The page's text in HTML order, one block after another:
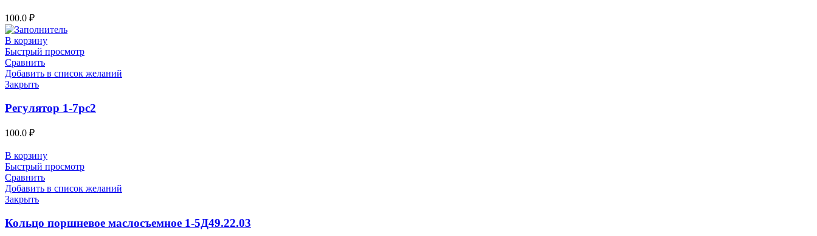
100.0 ₽
В корзину
Быстрый просмотр
Сравнить
Добавить в список желаний
Закрыть
Регулятор 1-7рс2
100.0 ₽
В корзину
Быстрый просмотр
Сравнить
Добавить в список желаний
Закрыть
Кольцо поршневое маслосъемное 1-5Д49.22.03